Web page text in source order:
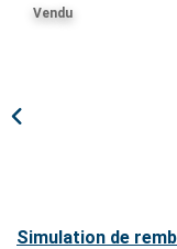
Vendu
Simulation de